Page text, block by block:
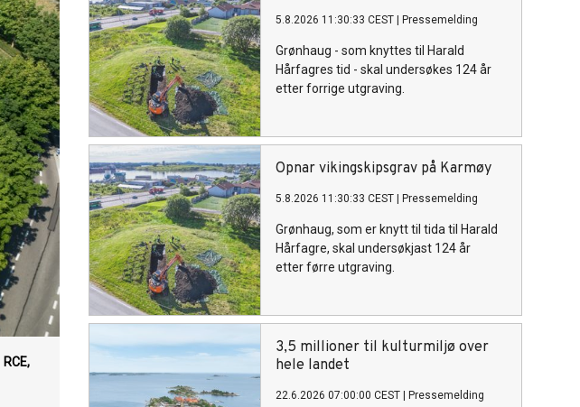
RCE,
5.8.2026 11:30:33 CEST Pressemelding
Grønhaug - som knyttes til Harald
Hårfagres tid - skal undersøkes 124 år
etter forrige utgraving.
Opnar vikingskipsgrav på Karmøy
5.8.2026 11:30:33 CEST Pressemelding
Grønhaug, som er knytt til tida til Harald
Hårfagre, skal undersøkjast 124 år
etter førre utgraving.
3,5 millioner til kulturmiljø over
hele landet
22.6.2026 07:00:00 CEST Pressemelding